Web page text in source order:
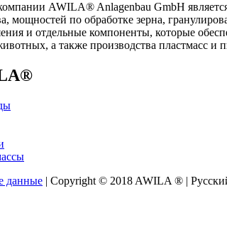
AWILA® Anlagenbau GmbH
мощностей по обработке зерна,
и отдельные компоненты, которые
а также производства пластмасс и
®
данные | Copyright © 2018 AWILA ® |